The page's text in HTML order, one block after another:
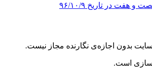
در تاریخ ۹۶/۱۰/۹
بدون اجازه‌ی نگارنده مجاز نیست.
است.